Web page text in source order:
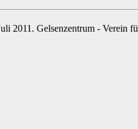
2011. Gelsenzentrum - Verein